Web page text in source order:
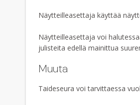
Näytteilleasettaja käyttää
Näytteilleasettaja voi
julisteita edellä mainittua
Muuta
Taideseura voi tarvittaessa